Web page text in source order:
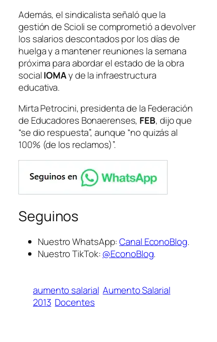
Además, el sindicalista señaló que la
gestión de Scioli se comprometió a devolver
los salarios descontados por los días de
huelga y a mantener reuniones la semana
próxima para abordar el estado de la obra
socialIOMAy de la infraestructura
educativa.
Mirta Petrocini, presidenta de la Federación
de Educadores Bonaerenses, FEB, dijo que
“se dio respuesta”, aunque “no quizás al
100% (de los reclamos)”.
Seguinos
Nuestro WhatsApp:Canal EconoBlog.
Nuestro TikTok:@EconoBlog.
aumento salarial Aumento Salarial
2013 Docentes